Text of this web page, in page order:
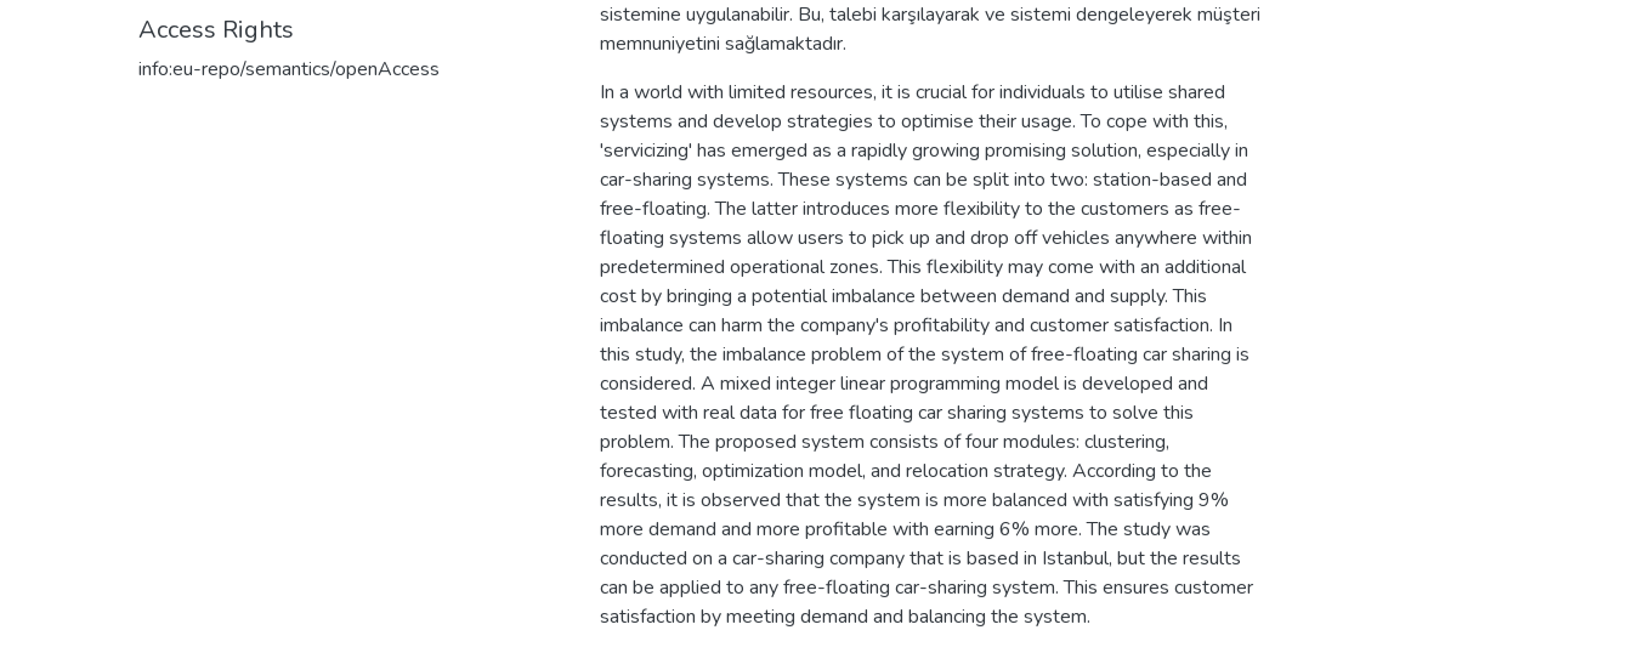
Access Rights
info:eu-repo/semantics/openAccess
sistemine uygulanabilir. Bu, talebi karşılayarak ve sistemi dengeleyerek müşteri
memnuniyetini sağlamaktadır.
In a world with limited resources, it is crucial for individuals to utilise shared
systems and develop strategies to optimise their usage. To cope with this,
'servicizing' has emerged as a rapidly growing promising solution, especially in
car-sharing systems. These systems can be split into two: station-based and
free-floating. The latter introduces more flexibility to the customers as free-
floating systems allow users to pick up and drop off vehicles anywhere within
predetermined operational zones. This flexibility may come with an additional
cost by bringing a potential imbalance between demand and supply. This
imbalance can harm the company's profitability and customer satisfaction. In
this study, the imbalance problem of the system of free-floating car sharing is
considered. A mixed integer linear programming model is developed and
tested with real data for free floating car sharing systems to solve this
problem. The proposed system consists of four modules: clustering,
forecasting, optimization model, and relocation strategy. According to the
results, it is observed that the system is more balanced with satisfying 9%
more demand and more profitable with earning 6% more. The study was
conducted on a car-sharing company that is based in Istanbul, but the results
can be applied to any free-floating car-sharing system. This ensures customer
satisfaction by meeting demand and balancing the system.